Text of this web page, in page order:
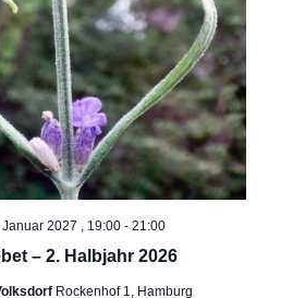
– 2. Halbjahr 2026
2027 , 19:00- 21:00
Rockenhof 1, Hamburg